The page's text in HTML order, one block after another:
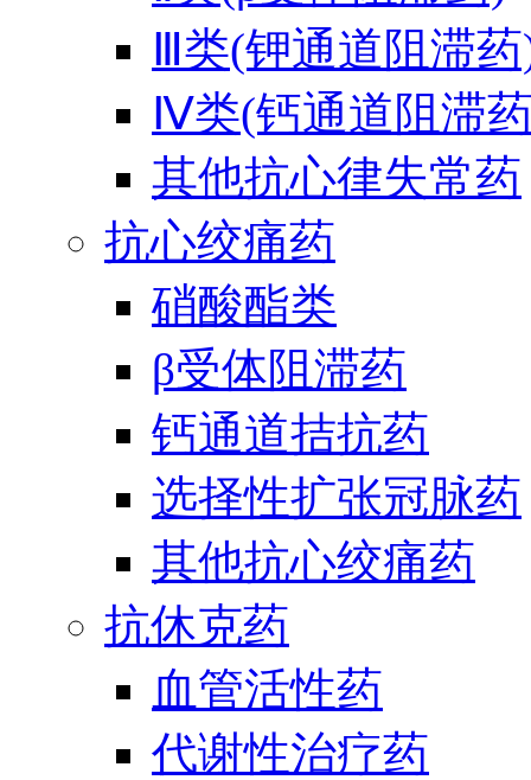
Ⅲ类(钾通道阻滞
Ⅳ类(钙通道阻滞
其他抗心律失常药
抗心绞痛药
硝酸酯类
β受体阻滞药
钙通道拮抗药
选择性扩张冠脉药
其他抗心绞痛药
抗休克药
血管活性药
代谢性治疗药